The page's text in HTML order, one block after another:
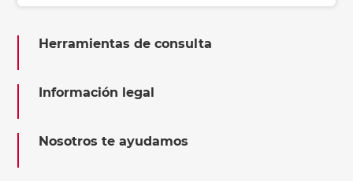
Herramientas de consulta
Información legal
Nosotros te ayudamos